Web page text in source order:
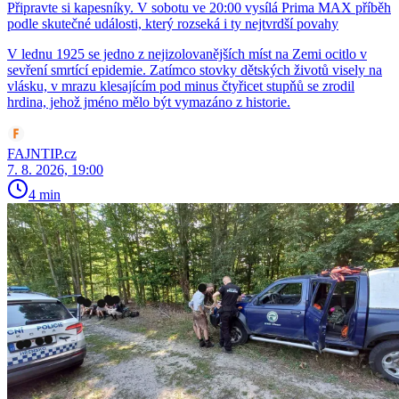
Připravte si kapesníky. V sobotu ve 20:00 vysílá Prima MAX příběh
podle skutečné události, který rozseká i ty nejtvrdší povahy
V lednu 1925 se jedno z nejizolovanějších míst na Zemi ocitlo v
sevření smrtící epidemie. Zatímco stovky dětských životů visely na
vlásku, v mrazu klesajícím pod minus čtyřicet stupňů se zrodil
hrdina, jehož jméno mělo být vymazáno z historie.
FAJNTIP.cz
7. 8. 2026, 19:00
4 min